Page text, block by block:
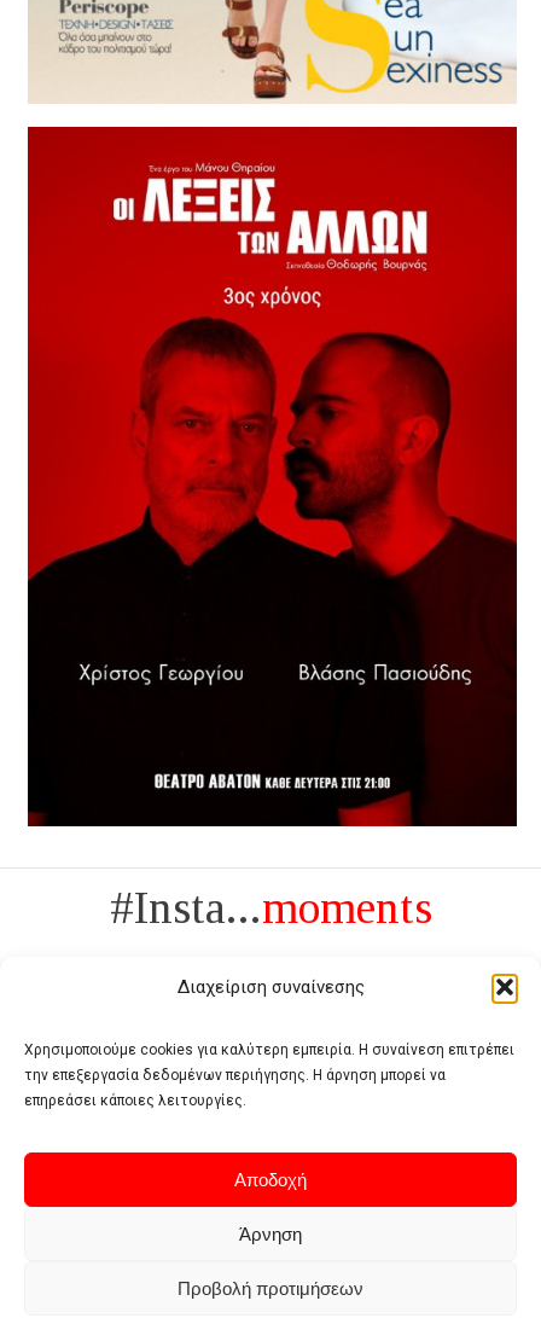
Διαχείριση συναίνεσης
Χρησιμοποιούμε cookies για καλύτερη εμπειρία. Η συναίνεση επιτρέπει
την επεξεργασία δεδομένων περιήγησης. Η άρνηση μπορεί να
επηρεάσει κάποιες λειτουργίες.
Αποδοχή
Άρνηση
Προβολή προτιμήσεων
#Insta...moments
Πολυτέλεια δεν είναι το αντίθετο της ανέχειας, είναι το αντίθετο της
Terms of use Privacy policy Cookie policy